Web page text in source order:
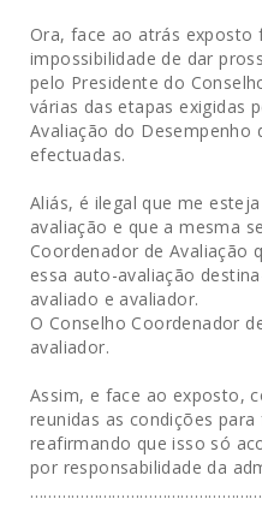
Ora, face ao atrás exposto
impossibilidade de dar
pelo Presidente do
várias das etapas exigidas
Avaliação do Desempenho
efectuadas.
Aliás, é ilegal que me
avaliação e que a mesma
Coordenador de Avaliação
essa auto-avaliação
avaliado e avaliador.
O Conselho Coordenador
avaliador.
Assim, e face ao exposto,
reunidas as condições
reafirmando que isso só
por responsabilidade da